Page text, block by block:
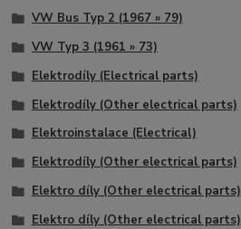
VW Bus Typ 2 (1967 » 79)
VW Typ 3 (1961 » 73)
Elektrodíly (Electrical parts)
Elektrodíly (Other electrical parts)
Elektroinstalace (Electrical)
Elektrodíly (Other electrical parts)
Elektro díly (Other electrical parts)
Elektro díly (Other electrical parts)